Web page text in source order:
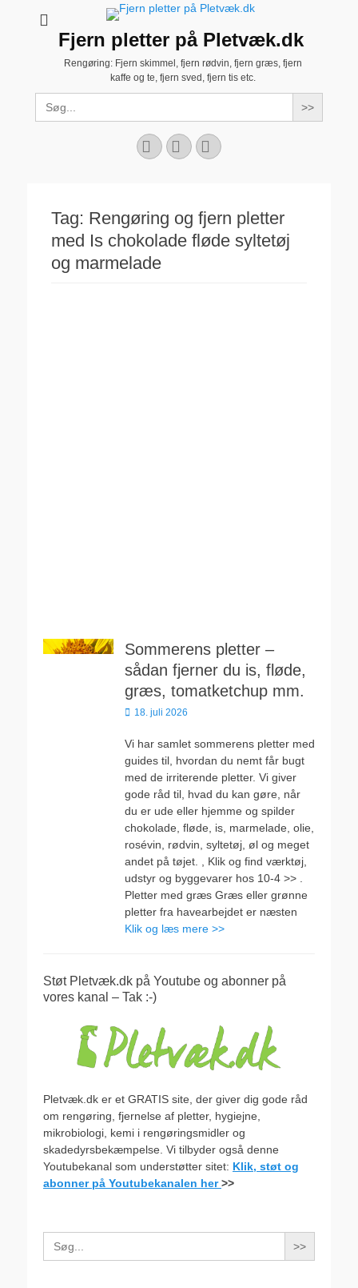
Fjern pletter på Pletvæk.dk
Rengøring: Fjern skimmel, fjern rødvin, fjern græs, fjern
kaffe og te, fjern sved, fjern tis etc.
Search
for:
Facebook
YouTubeInstagram
Tag: Rengøring og fjern pletter
med Is chokolade fløde syltetøj
og marmelade
Sommerens pletter –
sådan fjerner du is, fløde,
græs, tomatketchup mm.
Udgivet
18. juli 2026
Vi har samlet sommerens pletter med
guides til, hvordan du nemt får bugt
med de irriterende pletter. Vi giver
gode råd til, hvad du kan gøre, når
du er ude eller hjemme og spilder
chokolade, fløde, is, marmelade, olie,
rosévin, rødvin, syltetøj, øl og meget
andet på tøjet. , Klik og find værktøj,
udstyr og byggevarer hos 10-4 >> .
Pletter med græs Græs eller grønne
pletter fra havearbejdet er næsten
Klik og læs mere >>
Støt Pletvæk.dk på Youtube og abonner på
vores kanal – Tak :-)
Pletvæk.dk er et GRATIS site, der giver dig gode råd
om rengøring, fjernelse af pletter, hygiejne,
mikrobiologi, kemi i rengøringsmidler og
skadedyrsbekæmpelse. Vi tilbyder også denne
Youtubekanal som understøtter sitet: Klik, støt og
abonner på Youtubekanalen her>>
Search
for: